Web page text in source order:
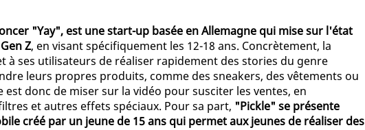
"Yay", est une start-up basée en Allemagne qui mise sur l'état
Z, en visant spécifiquement les 12-18 ans. Concrètement, la
à ses utilisateurs de réaliser rapidement des stories du genre
leurs propres produits, comme des sneakers, des vêtements ou
donc de miser sur la vidéo pour susciter les ventes, en
et autres effets spéciaux. Pour sa part, "Pickle" se présente
créé par un jeune de 15 ans qui permet aux jeunes de réaliser des